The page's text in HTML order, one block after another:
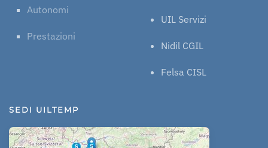
Autonomi
Prestazioni
UIL Servizi
Nidil CGIL
Felsa CISL
SEDI UILTEMP